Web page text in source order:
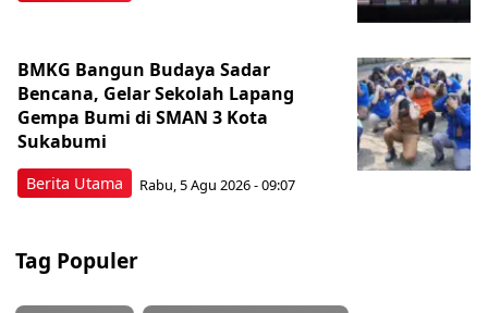
Berita Utama
BMKG Bangun Budaya Sadar
Bencana, Gelar Sekolah Lapang
Gempa Bumi di SMAN 3 Kota
Sukabumi
Rabu, 5 Agu 2026 - 09:07
Tag Populer